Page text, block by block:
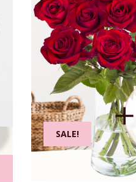
SALE!